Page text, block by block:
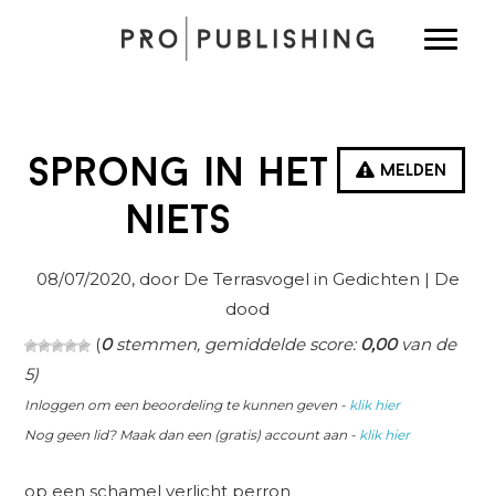
Melden
Sprong in het
niets
08/07/2020, door De Terrasvogel in Gedichten | De
dood
(0stemmen, gemiddelde score:0,00van de
5)
Inloggen om een beoordeling te kunnen geven - klik hier
Nog geen lid? Maak dan een (gratis) account aan - klik hier
op een schamel verlicht perron